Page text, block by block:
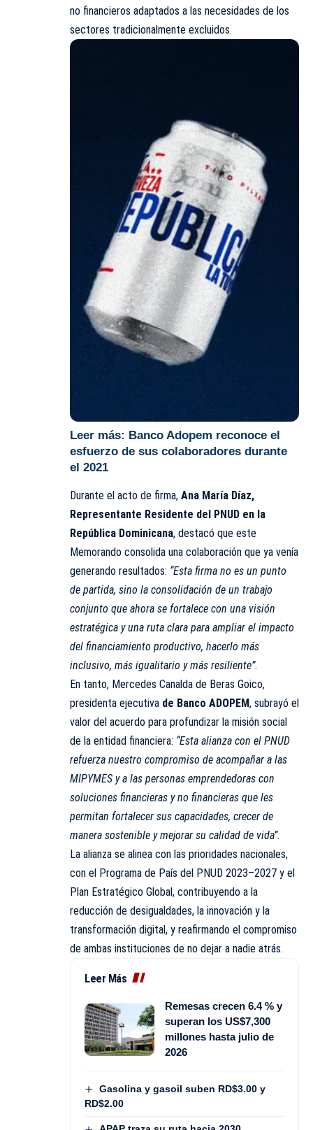
no financieros adaptados a las necesidades de los
sectores tradicionalmente excluidos.
Leer más: Banco Adopem reconoce el
esfuerzo de sus colaboradores durante
el 2021
Durante el acto de firma, Ana María Díaz,
Representante Residente del PNUD en la
República Dominicana, destacó que este
Memorando consolida una colaboración que ya venía
generando resultados: “Esta firma no es un punto
de partida, sino la consolidación de un trabajo
conjunto que ahora se fortalece con una visión
estratégica y una ruta clara para ampliar el impacto
del financiamiento productivo, hacerlo más
inclusivo, más igualitario y más resiliente”.
En tanto, Mercedes Canalda de Beras Goico,
presidenta ejecutiva de Banco ADOPEM, subrayó el
valor del acuerdo para profundizar la misión social
de la entidad financiera: “Esta alianza con el PNUD
refuerza nuestro compromiso de acompañar a las
MIPYMES y a las personas emprendedoras con
soluciones financieras y no financieras que les
permitan fortalecer sus capacidades, crecer de
manera sostenible y mejorar su calidad de vida”.
La alianza se alinea con las prioridades nacionales,
con el Programa de País del PNUD 2023–2027 y el
Plan Estratégico Global, contribuyendo a la
reducción de desigualdades, la innovación y la
transformación digital, y reafirmando el compromiso
de ambas instituciones de no dejar a nadie atrás.
Leer Más
Remesas crecen 6.4 % y
superan los US$7,300
millones hasta julio de
2026
Gasolina y gasoil suben RD$3.00 y
RD$2.00